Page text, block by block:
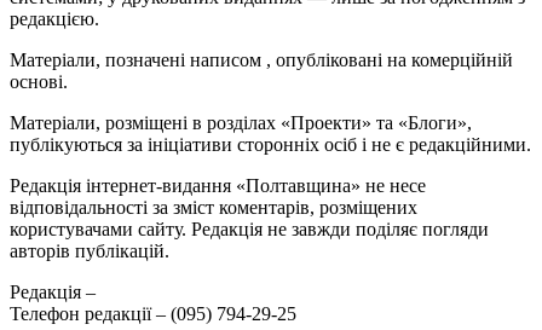
редакцією.
Матеріали, позначені написом , опубліковані на комерційній
основі.
Матеріали, розміщені в розділах «Проекти» та «Блоги»,
публікуються за ініціативи сторонніх осіб і не є редакційними.
Редакція інтернет-видання «Полтавщина» не несе
відповідальності за зміст коментарів, розміщених
користувачами сайту. Редакція не завжди поділяє погляди
авторів публікацій.
Редакція –
Телефон редакції – (095) 794-29-25